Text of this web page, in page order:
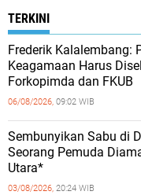
TERKINI
Frederik Kalalembang:
Keagamaan Harus
Forkopimda dan FKUB
06/08/2026, 09:02 WIB
Sembunyikan Sabu di
Seorang Pemuda
Utara*
03/08/2026, 20:24 WIB